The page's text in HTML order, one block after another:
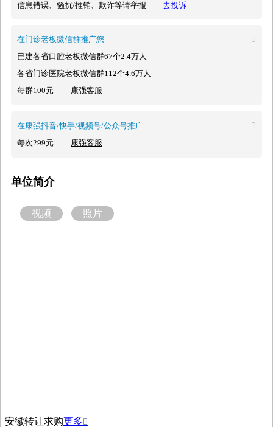
信息错误、骚扰/推销、欺诈等请举报
去投诉
在门诊老板微信群推广您

已建各省口腔老板微信群67个2.4万人
各省门诊医院老板微信群112个4.6万人
每群100元
康强客服
在康强抖音/快手/视频号/公众号推广

每次299元
康强客服
单位简介
视频 照片
安徽转让求购更多 